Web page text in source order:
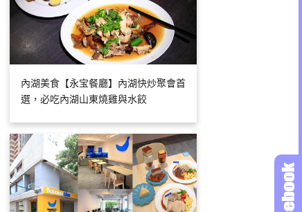
內湖美食【永宝餐廳】內湖快炒聚會首
選，必吃內湖山東燒雞與水餃